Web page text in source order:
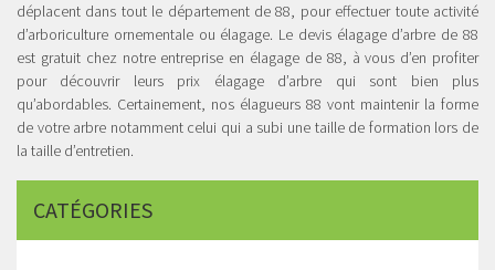
déplacent dans tout le département de 88, pour effectuer toute activité
d’arboriculture ornementale ou élagage. Le devis élagage d’arbre de 88
est gratuit chez notre entreprise en élagage de 88, à vous d’en profiter
pour découvrir leurs prix élagage d’arbre qui sont bien plus
qu’abordables. Certainement, nos élagueurs 88 vont maintenir la forme
de votre arbre notamment celui qui a subi une taille de formation lors de
la taille d’entretien.
CATÉGORIES